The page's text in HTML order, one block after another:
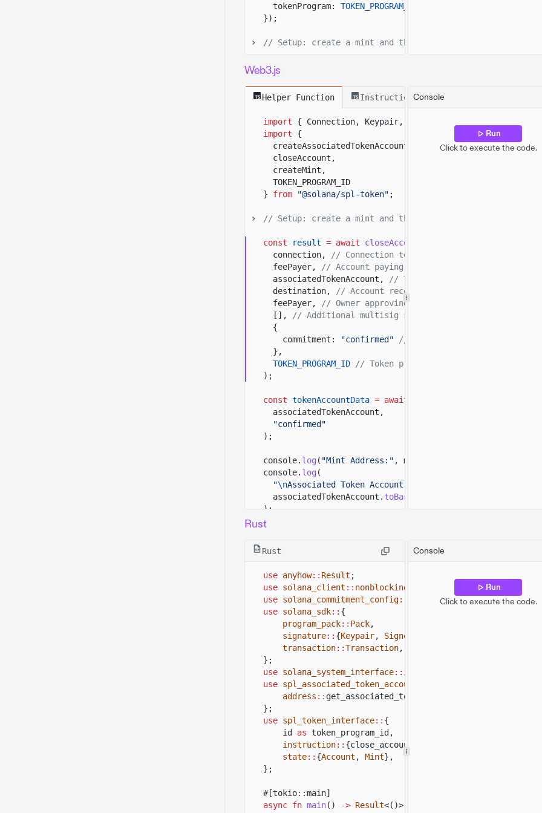
tokenProgram:
TOKEN_PROGRAM_ADDRESS
});
// Setup: create a mint and the payer's ATA before
const
.
account: tokenAccount,
destination,
// Account receiving the reclaimed SOL.
})
.sendTransaction
const tokenAccountData
await client.token.accounts.token.
console. log ("Mint Address:"
console. log( "Token Account:"
, tokenAccountData);
console.log ( Transaction Signature:"
Web3.js
Helper Function Instructions
import { Connection, Keypair, LAMPORTS_PER_SOL }
import
{
createAssociatedTokenAccount,
closeAccount,
createMint,
TOKEN_PROGRAM_ID
}
from "@solana/spl-token" ;
// Setup: create a mint and the payer's ATA before
const result = await closeAccount
connection,
// Connection to the local validator.
feePayer,
// Account paying transaction fees.
associatedTokenAccount,
// Token account to close.
destination,
// Account receiving the reclaimed SOL.
feePayer,
// Owner approving the account closure.
[],
// Additional multisig signers.
{
commitment:
"confirmed"
// Confirmation options for
},
TOKEN_PROGRAM_ID // Token program to invoke.
);
const tokenAccountData = await
associatedTokenAccount,
"confirmed"
);
console. log ( "Mint Address:" , mintPubkey.
console. log (
"\nAssociated Token Account Address:"
associatedTokenAccount. toBase58
);
console.
Transaction Signature:"
Console
Run
Click to execute the code.
Rust
Rust
use anyhow:: Result ;
use solana_client :: nonblocking RpcClient
use solana_commitment_config:: CommitmentConfig;
use solana_sdk:: {
program_pack:: Pack,
signature:: {Keypair, Signer
transaction::Transaction,
};
use solana_system_interface:: instruction
use spl_associated_token_account_interface
address :: get_associated_token_address,
};
use spl_token_interface:: {
id
as token_program_id,
instruction:: {close_account, initialize_mint},
state:: {Account , Mint},
};
#[tokio::main]
async fn main() -> Result<()> {
Console
Run
Click to execute the code.